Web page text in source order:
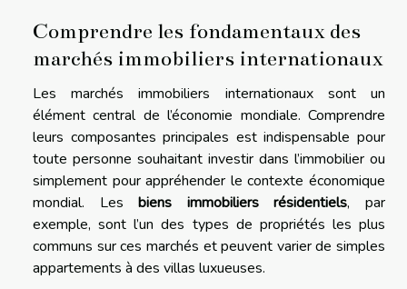
Comprendre les fondamentaux des
marchés immobiliers internationaux
Les marchés immobiliers internationaux sont un
élément central de l’économie mondiale. Comprendre
leurs composantes principales est indispensable pour
toute personne souhaitant investir dans l’immobilier ou
simplement pour appréhender le contexte économique
mondial. Lesbiens immobiliers résidentiels, par
exemple, sont l’un des types de propriétés les plus
communs sur ces marchés et peuvent varier de simples
appartements à des villas luxueuses.